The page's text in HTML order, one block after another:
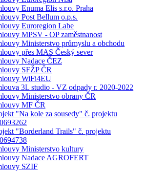
Enuma Elis s.r.o. Praha
Post Bellum o.p.s.
Euroregion Labe
MPSV - OP zaměstnanost
Ministerstvo průmyslu a obchodu
přes MAS Český sever
Nadace ČEZ
SFŽP ČR
WiFi4EU
3L studio - VZ odpady r. 2020-2022
Ministerstvo obrany ČR
MF ČR
"Na kole za sousedy" č. projektu
"Borderland Trails" č. projektu
Ministerstvo kultury
Nadace AGROFERT
SZIF